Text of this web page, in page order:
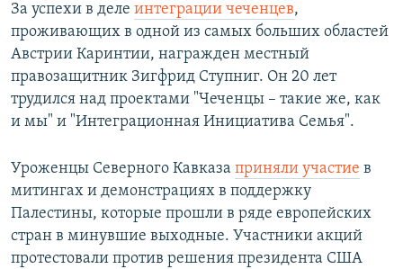
За успехи в деле интеграции чеченцев,
проживающих в одной из самых больших областей
Австрии Каринтии, награжден местный
правозащитник Зигфрид Ступниг. Он 20 лет
трудился над проектами "Чеченцы – такие же, как
и мы" и "Интеграционная Инициатива Семья".
Уроженцы Северного Кавказа приняли участие в
митингах и демонстрациях в поддержку
Палестины, которые прошли в ряде европейских
стран в минувшие выходные. Участники акций
протестовали против решения президента США